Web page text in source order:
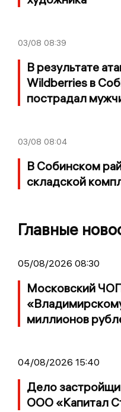
03/08 08:39
В результате
Wildberries в
пострадал
03/08 08:04
В Собинском
складской
Главные
05/08/2026 08:30
Московский
миллионов
04/08/2026 15:40
Дело
ООО «Капитал